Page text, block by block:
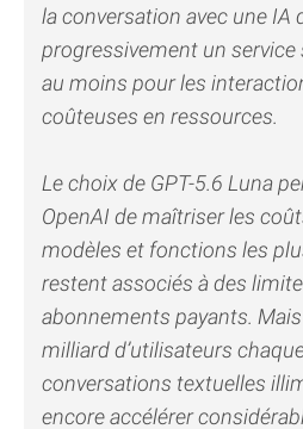
la conversation avec une IA
progressivement un service
au moins pour les
coûteuses en ressources.
Le choix de GPT-5.6 Luna
OpenAI de maîtriser les
modèles et fonctions les
restent associés à des
abonnements payants. Mais
milliard d’utilisateurs
conversations textuelles
encore accélérer